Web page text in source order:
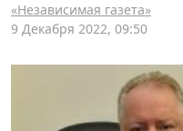
«Независимая газета»
9 Декабря 2022, 09:50